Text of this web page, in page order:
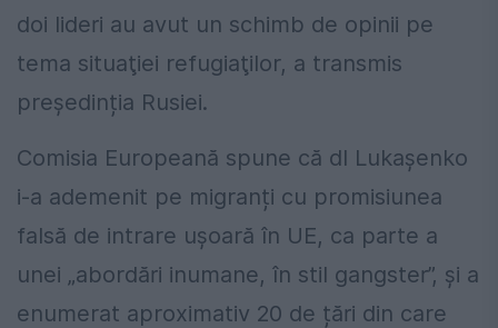
doi lideri au avut un schimb de opinii pe
tema situaţiei refugiaţilor, a transmis
președinția Rusiei.
Comisia Europeană spune că dl Lukașenko
i-a ademenit pe migranți cu promisiunea
falsă de intrare ușoară în UE, ca parte a
unei „abordări inumane, în stil gangster”, și a
enumerat aproximativ 20 de țări din care